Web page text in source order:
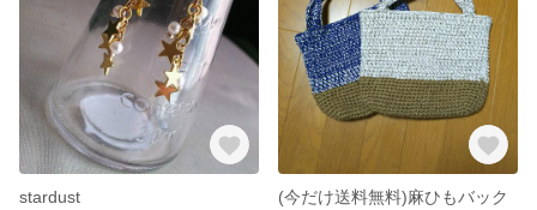
stardust
(今だけ送料無料)麻ひもバック